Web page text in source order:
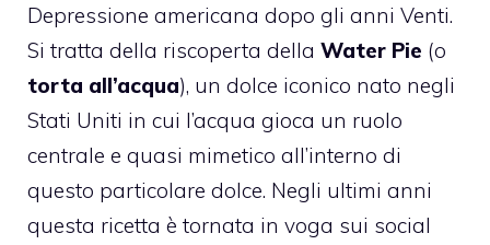
Depressione americana dopo gli anni Venti.
Si tratta della riscoperta della Water Pie (o
torta all’acqua), un dolce iconico nato negli
Stati Uniti in cui l’acqua gioca un ruolo
centrale e quasi mimetico all’interno di
questo particolare dolce. Negli ultimi anni
questa ricetta è tornata in voga sui social